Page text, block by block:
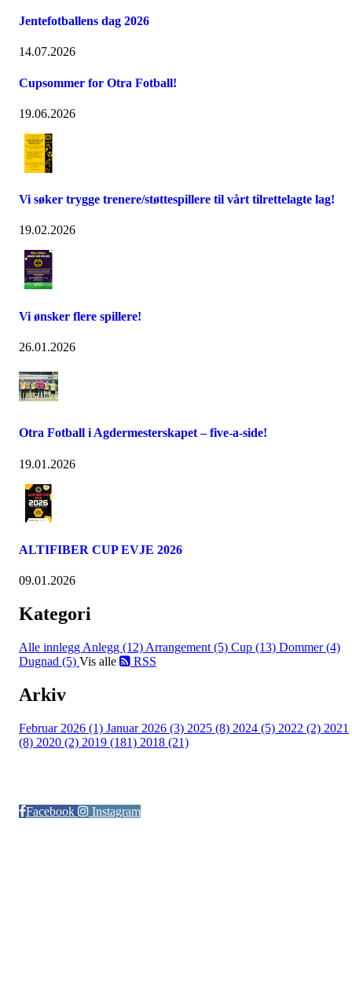
Jentefotballens dag 2026
14.07.2026
Cupsommer for Otra Fotball!
19.06.2026
Vi søker trygge trenere/støttespillere til vårt tilrettelagte lag!
19.02.2026
Vi ønsker flere spillere!
26.01.2026
Otra Fotball i Agdermesterskapet – five-a-side!
19.01.2026
ALTIFIBER CUP EVJE 2026
09.01.2026
Kategori
Alle innlegg Anlegg (12) Arrangement (5) Cup (13) Dommer (4)
Dugnad (5) Vis alle RSS
Arkiv
Februar 2026 (1) Januar 2026 (3) 2025 (8) 2024 (5) 2022 (2) 2021
(8) 2020 (2) 2019 (181) 2018 (21)
Facebook
Instagram